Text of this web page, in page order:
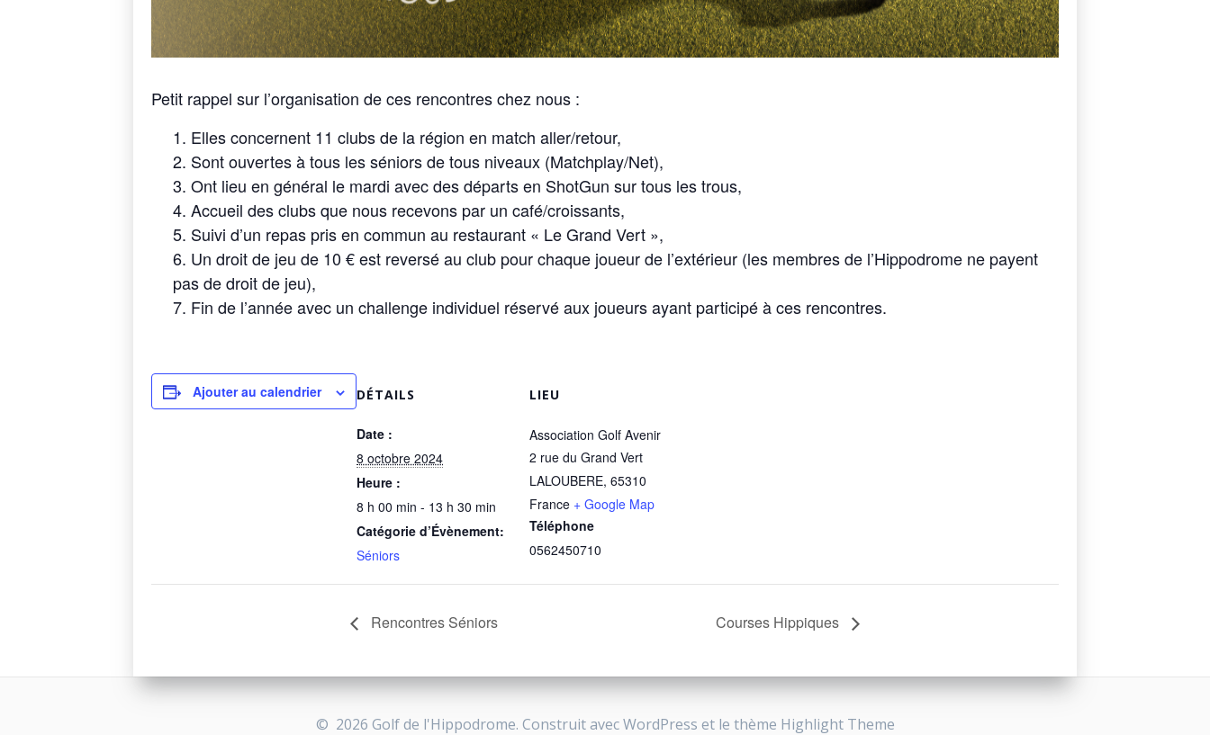
Petit rappel sur l’organisation de ces rencontres chez nous :
Elles concernent 11 clubs de la région en match aller/retour,
Sont ouvertes à tous les séniors de tous niveaux (Matchplay/Net),
Ont lieu en général le mardi avec des départs en ShotGun sur tous les trous,
Accueil des clubs que nous recevons par un café/croissants,
Suivi d’un repas pris en commun au restaurant « Le Grand Vert »,
Un droit de jeu de 10 € est reversé au club pour chaque joueur de l’extérieur (les membres de l’Hippodrome ne payent
pas de droit de jeu),
Fin de l’année avec un challenge individuel réservé aux joueurs ayant participé à ces rencontres.
Ajouter au calendrier DÉTAILS
Date :
8 octobre 2024
Heure :
8 h 00 min - 13 h 30 min
Catégorie d’Évènement:
Séniors
LIEU
Association Golf Avenir
2 rue du Grand Vert
LALOUBERE, 65310
France + Google Map
Téléphone
0562450710
Rencontres Séniors Courses Hippiques
© 2026 Golf de l'Hippodrome. Construit avec WordPress et le thème Highlight Theme